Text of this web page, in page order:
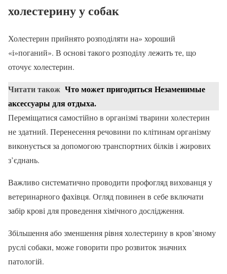
холестерину у собак
Холестерин прийнято розподіляти на» хороший
«і»поганий». В основі такого розподілу лежить те, що
оточує холестерин.
Читати також Что может пригодиться Незаменимые
аксессуары для отдыха.
Переміщатися самостійно в організмі тварини холестерин
не здатний. Перенесення речовини по клітинам організму
виконується за допомогою транспортних білків і жирових
з’єднань.
Важливо систематично проводити профогляд вихованця у
ветеринарного фахівця. Огляд повинен в себе включати
забір крові для проведення хімічного дослідження.
Збільшення або зменшення рівня холестерину в кров’яному
руслі собаки, може говорити про розвиток значних
патологій.